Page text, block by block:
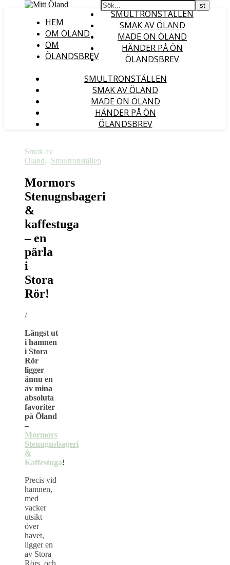
HEM
OM ÖLAND
OM
ÖLANDSBREV
SMULTRONSTÄLLEN
SMAK AV ÖLAND
MADE ON ÖLAND
HÄNDER PÅ ÖN
ÖLANDSBREV
SMULTRONSTÄLLEN
SMAK AV ÖLAND
MADE ON ÖLAND
HÄNDER PÅ ÖN
ÖLANDSBREV
Smak av
Öland, Smultronställen
Mormors
Stenugnsbageri
&
kaffestuga
– en
pärla
i
Stora
Rör!
/
Längst ut
i hamnen
i Stora
Rör
ligger
ännu en
av mina
absoluta
favoriter
på Öland
–
Mormors
Stenugnsbageri
&
Kaffestuga!
Precis vid
hamnen,
med
vacker
utsikt
över
havet,
ligger en
av Stora
Rörs, och